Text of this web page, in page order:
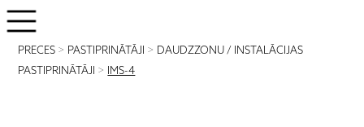
PRECES > PASTIPRINĀTĀJI > DAUDZZONU / INSTALĀCIJAS
PASTIPRINĀTĀJI > IMS-4